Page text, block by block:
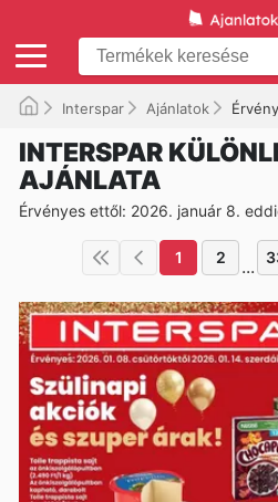
Interspar Ajánlatok
INTERSPAR
AJÁNLATA
Érvényes ettől: 2026. január 8.
1 2 ...